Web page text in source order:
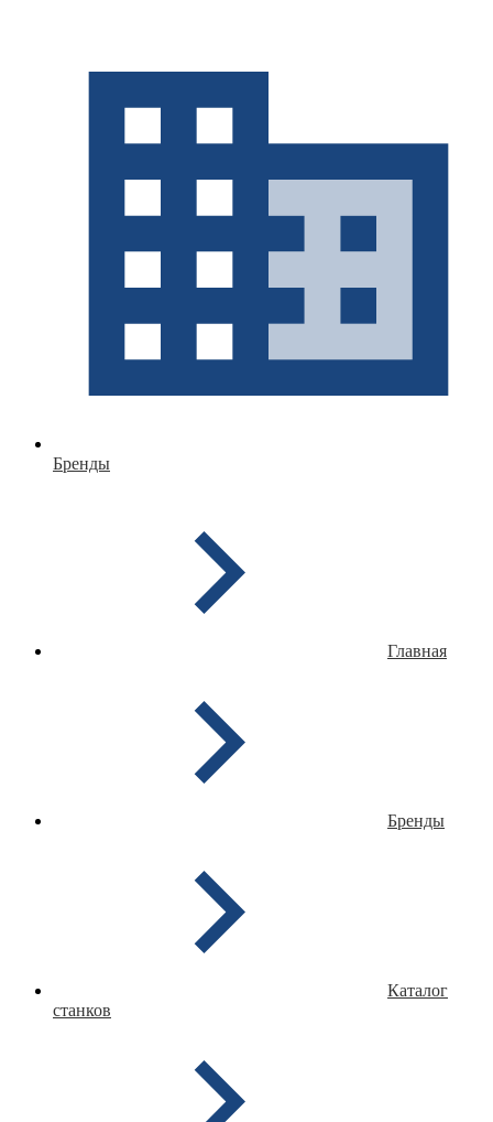
Бренды
Главная
Бренды
Каталог
станков